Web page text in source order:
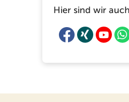
Hier sind wir